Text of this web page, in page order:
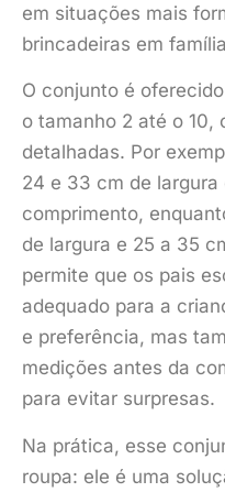
em situações mais
brincadeiras em
O conjunto é
o tamanho 2 até o 10,
detalhadas. Por
24 e 33 cm de
comprimento,
de largura e 25 a 35
permite que os pais
adequado para a
e preferência, mas
medições antes da
para evitar surpresas.
Na prática, esse
roupa: ele é uma